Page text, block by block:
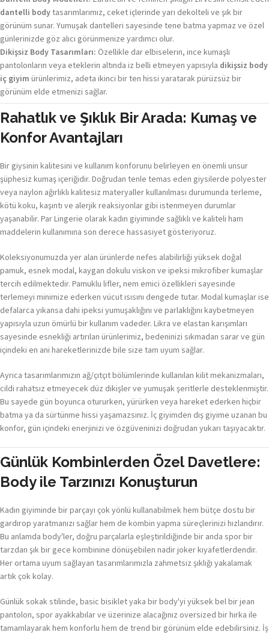
dantelli bodytasarımlarımız, ceket içlerinde yarı dekolteli ve şık bir
görünüm sunar. Yumuşak dantelleri sayesinde tene batma yapmaz ve özel
günlerinizde göz alıcı görünmenize yardımcı olur.
Dikişsiz Body Tasarımları: Özellikle dar elbiselerin, ince kumaşlı
pantolonların veya eteklerin altında iz belli etmeyen yapısıyla dikişsiz body
iç giyim ürünlerimiz, adeta ikinci bir ten hissi yaratarak pürüzsüz bir
görünüm elde etmenizi sağlar.
Rahatlık ve Şıklık Bir Arada: Kumaş ve
Konfor Avantajları
Bir giysinin kalitesini ve kullanım konforunu belirleyen en önemli unsur
şüphesiz kumaş içeriğidir. Doğrudan tenle temas eden giysilerde polyester
veya naylon ağırlıklı kalitesiz materyaller kullanılması durumunda terleme,
kötü koku, kaşıntı ve alerjik reaksiyonlar gibi istenmeyen durumlar
yaşanabilir. Par Lingerie olarak kadın giyiminde sağlıklı ve kaliteli ham
maddelerin kullanımına son derece hassasiyet gösteriyoruz.
Koleksiyonumuzda yer alan ürünlerde nefes alabilirliği yüksek doğal
pamuk, esnek modal, kaygan dokulu viskon ve ipeksi mikrofiber kumaşlar
tercih edilmektedir. Pamuklu lifler, nem emici özellikleri sayesinde
terlemeyi minimize ederken vücut ısısını dengede tutar. Modal kumaşlar ise
defalarca yıkansa dahi ipeksi yumuşaklığını ve parlaklığını kaybetmeyen
yapısıyla uzun ömürlü bir kullanım vadeder. Likra ve elastan karışımları
sayesinde esnekliği artırılan ürünlerimiz, bedeninizi sıkmadan sarar ve gün
içindeki en ani hareketlerinizde bile size tam uyum sağlar.
Ayrıca tasarımlarımızın ağ/çıtçıt bölümlerinde kullanılan kilit mekanizmaları,
cildi rahatsız etmeyecek düz dikişler ve yumuşak şeritlerle desteklenmiştir.
Bu sayede gün boyunca otururken, yürürken veya hareket ederken hiçbir
batma ya da sürtünme hissi yaşamazsınız. İç giyimden dış giyime uzanan bu
konfor, gün içindeki enerjinizi ve özgüveninizi doğrudan yukarı taşıyacaktır.
Günlük Kombinlerden Özel Davetlere:
Body ile Tarzınızı Konuşturun
Kadın giyiminde bir parçayı çok yönlü kullanabilmek hem bütçe dostu bir
gardırop yaratmanızı sağlar hem de kombin yapma süreçlerinizi hızlandırır.
Bu anlamda body'ler, doğru parçalarla eşleştirildiğinde bir anda spor bir
tarzdan şık bir gece kombinine dönüşebilen nadir joker kıyafetlerdendir.
Her ortama uyum sağlayan tasarımlarımızla zahmetsiz şıklığı yakalamak
artık çok kolay.
Günlük sokak stilinde, basic bisiklet yaka bir body'yi yüksek bel bir jean
pantolon, spor ayakkabılar ve üzerinize alacağınız oversized bir hırka ile
tamamlayarak hem konforlu hem de trend bir görünüm elde edebilirsiniz. İş